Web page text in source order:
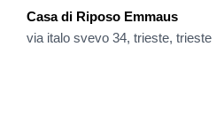
Casa di Riposo Emmaus
via italo svevo 34, trieste, trieste